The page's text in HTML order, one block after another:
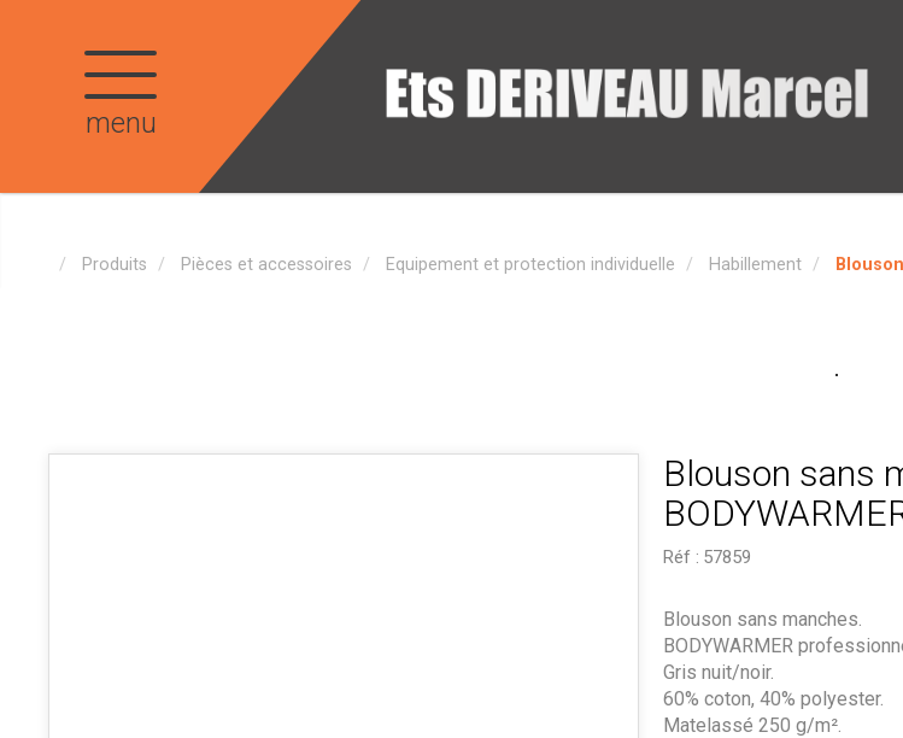
menu
Produits Pièces et accessoires Equipement et protection individuelle Habillement
Blouson sans
Réf : 57859
Blouson sans manches.
BODYWARMER
Gris nuit/noir.
60% coton, 40% polyester.
Matelassé 250 g/m².